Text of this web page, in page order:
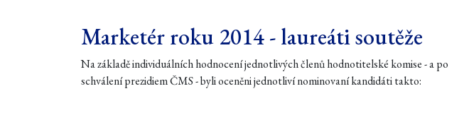
Marketér roku 2014 - laureáti soutěže
Na základě individuálních hodnocení jednotlivých členů hodnotitelské komise - a po
schválení prezidiem ČMS - byli oceněni jednotliví nominovaní kandidáti takto: